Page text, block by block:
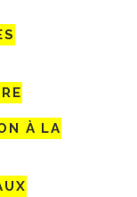
À LA